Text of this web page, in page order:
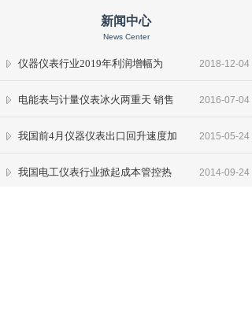
仪器仪表行业2019年利润增幅为 2018-12-04
电能表与计量仪表冰火两重天 销售 2016-07-04
我国前4月仪器仪表出口回升速度加 2015-05-24
我国电工仪表行业掀起成本管控热 2014-09-24
新闻中心
News Center